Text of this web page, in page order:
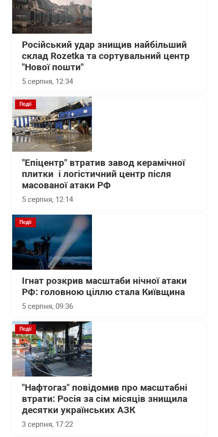
Російський удар знищив найбільший
склад Rozetka та сортувальний центр
"Нової пошти"
5 серпня, 12:34
Події
"Епіцентр" втратив завод керамічної
плитки і логістичний центр після
масованої атаки РФ
5 серпня, 12:14
Події
Ігнат розкрив масштаби нічної атаки
РФ: головною ціллю стала Київщина
5 серпня, 09:36
Події
"Нафтогаз" повідомив про масштабні
втрати: Росія за сім місяців знищила
десятки українських АЗК
3 серпня, 17:22